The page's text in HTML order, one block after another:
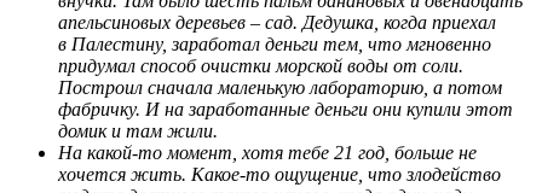
апельсиновых деревьев – сад. Дедушка, когда приехал
в Палестину, заработал деньги тем, что мгновенно
придумал способ очистки морской воды от соли.
Построил сначала маленькую лабораторию, а потом
фабричку. И на заработанные деньги они купили этот
домик и там жили.
На какой-то момент, хотя тебе 21 год, больше не
хочется жить. Какое-то ощущение, что злодейство